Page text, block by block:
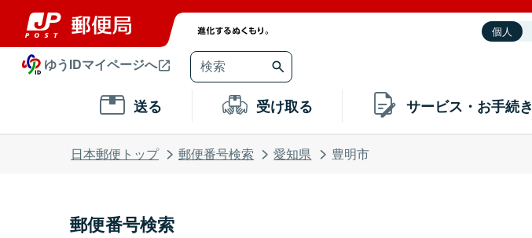
個人
ゆうIDマイページへ
送る 受け取る サービス・お手続き
日本郵便トップ 郵便番号検索 愛知県 豊明市
郵便番号検索